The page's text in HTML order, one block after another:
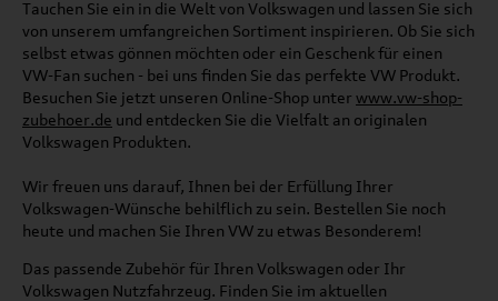
Tauchen Sie ein in die Welt von Volkswagen und lassen Sie sich
von unserem umfangreichen Sortiment inspirieren. Ob Sie sich
selbst etwas gönnen möchten oder ein Geschenk für einen
VW-Fan suchen - bei uns finden Sie das perfekte VW Produkt.
Besuchen Sie jetzt unseren Online-Shop unter www.vw-shop-
zubehoer.de und entdecken Sie die Vielfalt an originalen
Volkswagen Produkten.
Wir freuen uns darauf, Ihnen bei der Erfüllung Ihrer
Volkswagen-Wünsche behilflich zu sein. Bestellen Sie noch
heute und machen Sie Ihren VW zu etwas Besonderem!
Das passende Zubehör für Ihren Volkswagen oder Ihr
Volkswagen Nutzfahrzeug. Finden Sie im aktuellen